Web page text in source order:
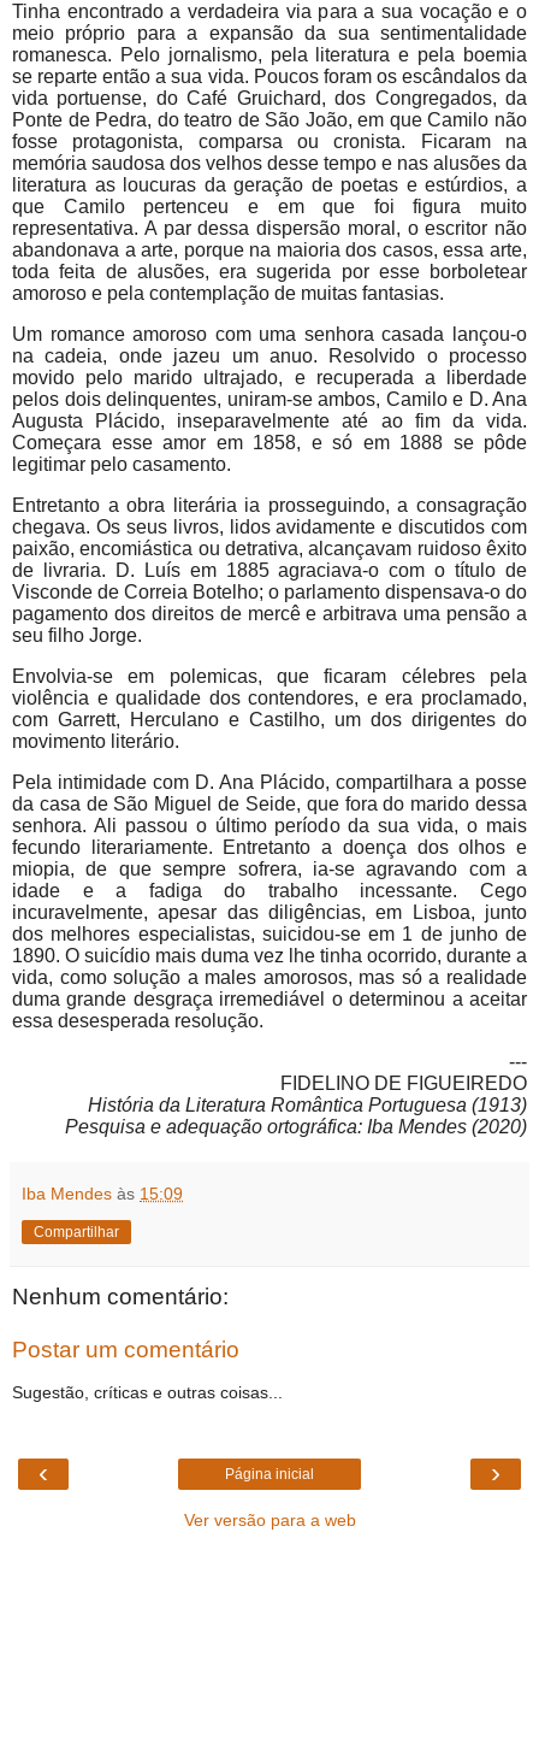
Tinha encontrado a verdadeira via para a sua vocação e o
meio próprio para a expansão da sua sentimentalidade
romanesca. Pelo jornalismo, pela literatura e pela boemia
se reparte então a sua vida. Poucos foram os escândalos da
vida portuense, do Café Gruichard, dos Congregados, da
Ponte de Pedra, do teatro de São João, em que Camilo não
fosse protagonista, comparsa ou cronista. Ficaram na
memória saudosa dos velhos desse tempo e nas alusões da
literatura as loucuras da geração de poetas e estúrdios, a
que Camilo pertenceu e em que foi figura muito
representativa. A par dessa dispersão moral, o escritor não
abandonava a arte, porque na maioria dos casos, essa arte,
toda feita de alusões, era sugerida por esse borboletear
amoroso e pela contemplação de muitas fantasias.
Um romance amoroso com uma senhora casada lançou-o
na cadeia, onde jazeu um anuo. Resolvido o processo
movido pelo marido ultrajado, e recuperada a liberdade
pelos dois delinquentes, uniram-se ambos, Camilo e D. Ana
Augusta Plácido, inseparavelmente até ao fim da vida.
Começara esse amor em 1858, e só em 1888 se pôde
legitimar pelo casamento.
Entretanto a obra literária ia prosseguindo, a consagração
chegava. Os seus livros, lidos avidamente e discutidos com
paixão, encomiástica ou detrativa, alcançavam ruidoso êxito
de livraria. D. Luís em 1885 agraciava-o com o título de
Visconde de Correia Botelho; o parlamento dispensava-o do
pagamento dos direitos de mercê e arbitrava uma pensão a
seu filho Jorge.
Envolvia-se em polemicas, que ficaram célebres pela
violência e qualidade dos contendores, e era proclamado,
com Garrett, Herculano e Castilho, um dos dirigentes do
movimento literário.
Pela intimidade com D. Ana Plácido, compartilhara a posse
da casa de São Miguel de Seide, que fora do marido dessa
senhora. Ali passou o último período da sua vida, o mais
fecundo literariamente. Entretanto a doença dos olhos e
miopia, de que sempre sofrera, ia-se agravando com a
idade e a fadiga do trabalho incessante. Cego
incuravelmente, apesar das diligências, em Lisboa, junto
dos melhores especialistas, suicidou-se em 1 de junho de
1890. O suicídio mais duma vez lhe tinha ocorrido, durante a
vida, como solução a males amorosos, mas só a realidade
duma grande desgraça irremediável o determinou a aceitar
essa desesperada resolução.
---
FIDELINO DE FIGUEIREDO
História da Literatura Romântica Portuguesa (1913)
Pesquisa e adequação ortográfica: Iba Mendes (2020)
Iba Mendes às 15:09
Compartilhar
Nenhum comentário:
Postar um comentário
Sugestão, críticas e outras coisas...
‹ ›
Página inicial
Ver versão para a web